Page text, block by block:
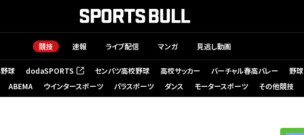
競技 速報 ライブ配信 マンガ 見逃し動画
球 dodaSPORTS
（新しいタブで開く） センバツ高校野球 高校サッカー バーチャル春高バレー 野球
ABEMA ウインタースポーツ パラスポーツ ダンス モータースポーツ その他競技